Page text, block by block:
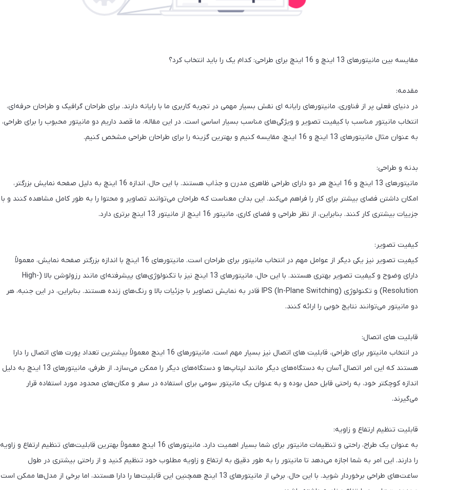
مقایسه بین مانیتورهای 13 اینچ و 16 اینچ برای طراحی: کدام یک را باید انتخاب کرد؟
مقدمه:
در دنیای فعلی پر از فناوری، مانیتورهای رایانه ای نقش بسیار مهمی در تجربه کاربری ما با رایانه دارند. برای طراحان گرافیک و طراحان حرفه‌ای،
انتخاب مانیتور مناسب با کیفیت تصویر و ویژگی‌های مناسب بسیار اساسی است. در این مقاله، ما قصد داریم دو مانیتور محبوب را برای طراحی،
به عنوان مثال مانیتورهای 13 اینچ و 16 اینچ، مقایسه کنیم و بهترین گزینه را برای طراحان طراحی مشخص کنیم.
بدنه و طراحی:
مانیتورهای 13 اینچ و 16 اینچ هر دو دارای طراحی ظاهری مدرن و جذاب هستند. با این حال، اندازه 16 اینچ به دلیل صفحه نمایش بزرگتر،
امکان داشتن فضای بیشتر برای کار را فراهم می‌کند. این بدان معناست که طراحان می‌توانند تصاویر و محتوا را به طور کامل مشاهده کنند و با
جزییات بیشتری کار کنند. بنابراین، از نظر طراحی و فضای کاری، مانیتور 16 اینچ از مانیتور 13 اینچ برتری دارد.
کیفیت تصویر:
کیفیت تصویر نیز یکی دیگر از عوامل مهم در انتخاب مانیتور برای طراحان است. مانیتورهای 16 اینچ با اندازه بزرگتر صفحه نمایش، معمولاً
دارای وضوح و کیفیت تصویر بهتری هستند. با این حال، مانیتورهای 13 اینچ نیز با تکنولوژی‌های پیشرفته‌ای مانند رزولوشن بالا (High-
Resolution) و تکنولوژی IPS (In-Plane Switching) قادر به نمایش تصاویر با جزئیات بالا و رنگ‌های زنده هستند. بنابراین، در این جنبه، هر
دو مانیتور می‌توانند نتایج خوبی را ارائه کنند.
قابلیت های اتصال:
در انتخاب مانیتور برای طراحی، قابلیت های اتصال نیز بسیار مهم است. مانیتورهای 16 اینچ معمولاً بیشترین تعداد پورت های اتصال را دارا
هستند که این امر اتصال آسان به دستگاه‌های دیگر مانند لپتاپ‌ها و دستگاه‌های دیگر را ممکن می‌سازد. از طرفی، مانیتورهای 13 اینچ به دلیل
اندازه کوچکتر خود، به راحتی قابل حمل بوده و به عنوان یک مانیتور سومی برای استفاده در سفر و مکان‌های محدود مورد استفاده قرار
می‌گیرند.
قابلیت تنظیم ارتفاع و زاویه:
به عنوان یک طراح، راحتی و تنظیمات مانیتور برای شما بسیار اهمیت دارد. مانیتورهای 16 اینچ معمولاً بهترین قابلیت‌های تنظیم ارتفاع و زاویه
را دارند. این امر به شما اجازه می‌دهد تا مانیتور را به طور دقیق به ارتفاع و زاویه مطلوب خود تنظیم کنید و از راحتی بیشتری در طول
ساعت‌های طراحی برخوردار شوید. با این حال، برخی از مانیتورهای 13 اینچ همچنین این قابلیت‌ها را دارا هستند، اما برخی از مدل‌ها ممکن است